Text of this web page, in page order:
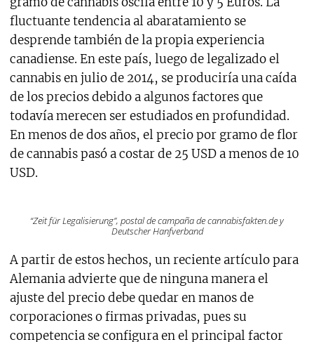
fluctuante tendencia al abaratamiento se
desprende también de la propia experiencia
canadiense. En este país, luego de legalizado el
cannabis en julio de 2014, se produciría una caída
de los precios debido a algunos factores que
todavía merecen ser estudiados en profundidad.
En menos de dos años, el precio por gramo de flor
de cannabis pasó a costar de 25 USD a menos de 10
USD.
“Zeit für Legalisierung”, postal de campaña de cannabisfakten.de y
Deutscher Hanfverband
A partir de estos hechos, un reciente artículo para
Alemania advierte que de ninguna manera el
ajuste del precio debe quedar en manos de
corporaciones o firmas privadas, pues su
competencia se configura en el principal factor